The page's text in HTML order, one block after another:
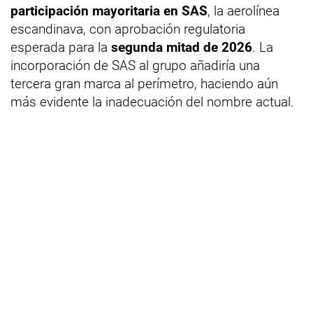
participación mayoritaria en SAS, la aerolínea
escandinava, con aprobación regulatoria
esperada para la segunda mitad de 2026. La
incorporación de SAS al grupo añadiría una
tercera gran marca al perímetro, haciendo aún
más evidente la inadecuación del nombre actual.